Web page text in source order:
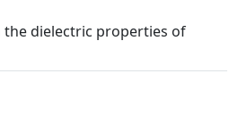
the dielectric properties of